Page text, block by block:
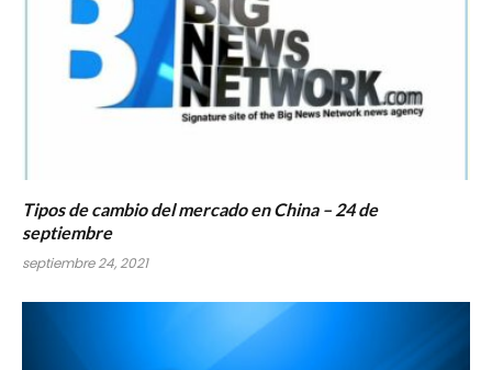
Tipos de cambio del mercado en China – 24 de
septiembre
septiembre 24, 2021